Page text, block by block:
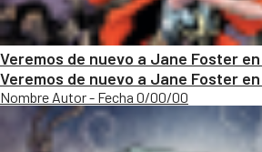
Veremos de nuevo a Jane Foster
Veremos de nuevo a Jane Foster
Nombre Autor - Fecha 0/00/00